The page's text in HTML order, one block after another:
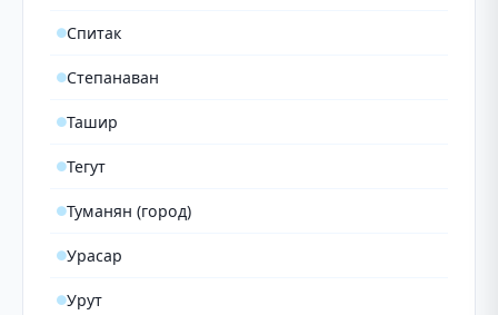
Спитак
Степанаван
Ташир
Тегут
Туманян (город)
Урасар
Урут